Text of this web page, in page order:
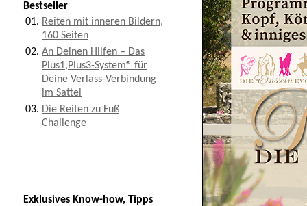
Bestseller
01. Reiten mit inneren Bildern,
160 Seiten
02. An Deinen Hilfen – Das
Plus1,Plus3-System® für
Deine Verlass-Verbindung
im Sattel
03. Die Reiten zu Fuß
Challenge
Exklusives Know-how, Tipps